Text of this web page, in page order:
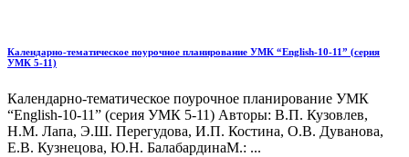
Календарно-тематическое поурочное планирование УМК “English-10-11” (серия
УМК 5-11)
Календарно-тематическое поурочное планирование УМК
“English-10-11” (серия УМК 5-11) Авторы: В.П. Кузовлев,
Н.М. Лапа, Э.Ш. Перегудова, И.П. Костина, О.В. Дуванова,
Е.В. Кузнецова, Ю.Н. БалабардинаМ.: ...